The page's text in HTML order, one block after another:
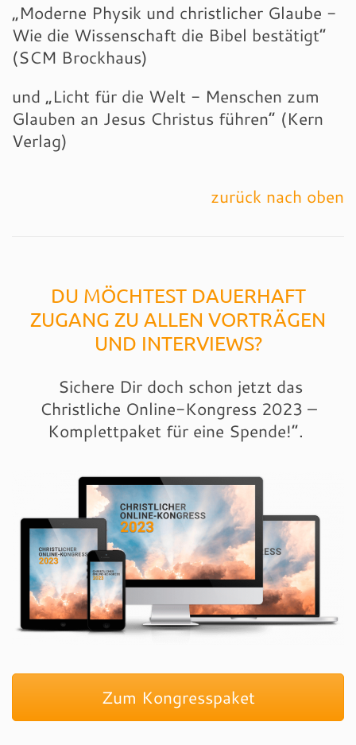
„Moderne Physik und christlicher Glaube -
Wie die Wissenschaft die Bibel bestätigt“
(SCM Brockhaus)
und „Licht für die Welt - Menschen zum
Glauben an Jesus Christus führen“ (Kern
Verlag)
zurück nach oben
DU MÖCHTEST DAUERHAFT
ZUGANG ZU ALLEN VORTRÄGEN
UND INTERVIEWS?
Sichere Dir doch schon jetzt das
Christliche Online-Kongress 2023 –
Komplettpaket für eine Spende!“.
Zum Kongresspaket